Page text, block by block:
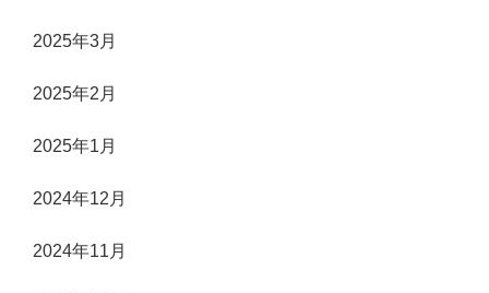
2025年3月
2025年2月
2025年1月
2024年12月
2024年11月